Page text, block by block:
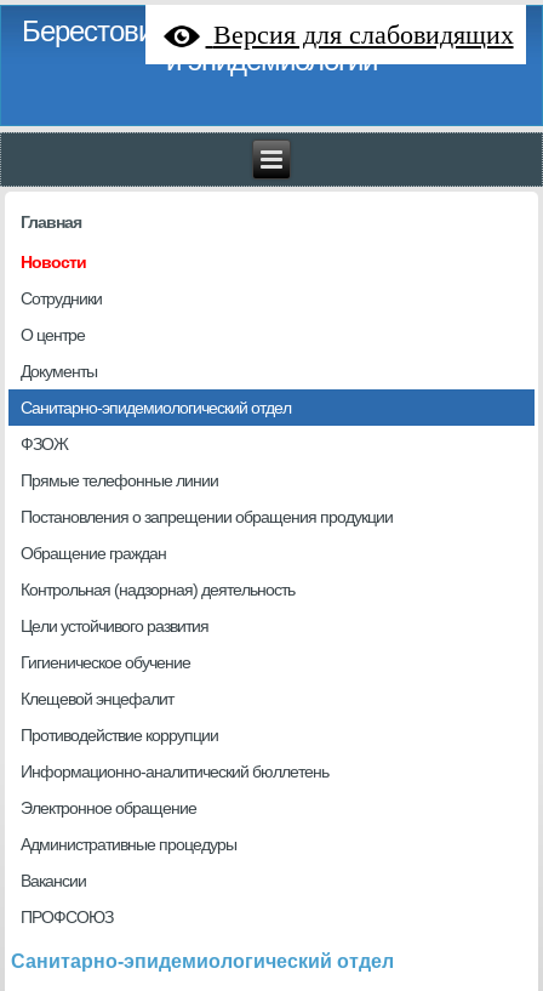
Версия для слабовидящих
Берестовицкий районный центр гигиены
и эпидемиологии
Главная
Новости
Сотрудники
О центре
Документы
Санитарно-эпидемиологический отдел
ФЗОЖ
Прямые телефонные линии
Постановления о запрещении обращения продукции
Обращение граждан
Контрольная (надзорная) деятельность
Цели устойчивого развития
Гигиеническое обучение
Клещевой энцефалит
Противодействие коррупции
Информационно-аналитический бюллетень
Электронное обращение
Административные процедуры
Вакансии
ПРОФСОЮЗ
Санитарно-эпидемиологический отдел